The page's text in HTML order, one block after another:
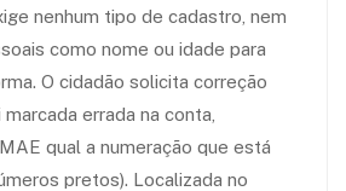
nenhum tipo de cadastro, nem
como nome ou idade para
O cidadão solicita correção
errada na conta,
qual a numeração que está
pretos). Localizada no